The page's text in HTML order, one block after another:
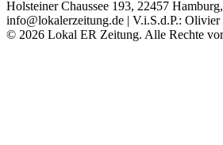
Holsteiner Chaussee 193, 22457
info@lokalerzeitung.de | V.i.S.d.P.: Olivier
© 2026 Lokal ER Zeitung. Alle Rechte